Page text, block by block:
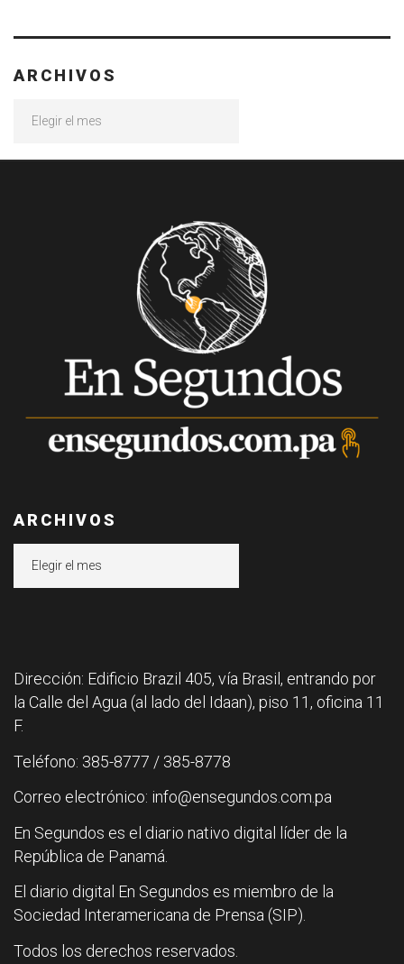
ARCHIVOS
ARCHIVOS
Dirección: Edificio Brazil 405, vía Brasil, entrando por
la Calle del Agua (al lado del Idaan), piso 11, oficina 11
F.
Teléfono: 385-8777 / 385-8778
Correo electrónico: info@ensegundos.com.pa
En Segundos es el diario nativo digital líder de la
República de Panamá.
El diario digital En Segundos es miembro de la
Sociedad Interamericana de Prensa (SIP).
Todos los derechos reservados.